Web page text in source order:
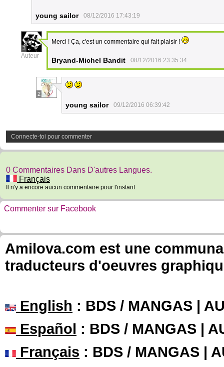
young sailor 08/12/2016 17:43:19
3
Auteur
Merci ! Ça, c'est un commentaire qui fait plaisir !
Bryand-Michel Bandit 08/12/2016 23:35:34
2
young sailor 09/12/2016 06:39:42
Connecte-toi pour commenter
0 Commentaires Dans D'autres Langues.
Français
Il n'y a encore aucun commentaire pour l'instant.
Commenter sur Facebook
Amilova.com est une
traducteurs d'oeuvres
English : BDS / MANGAS |
Español : BDS / MANGAS |
Français : BDS / MANGAS |